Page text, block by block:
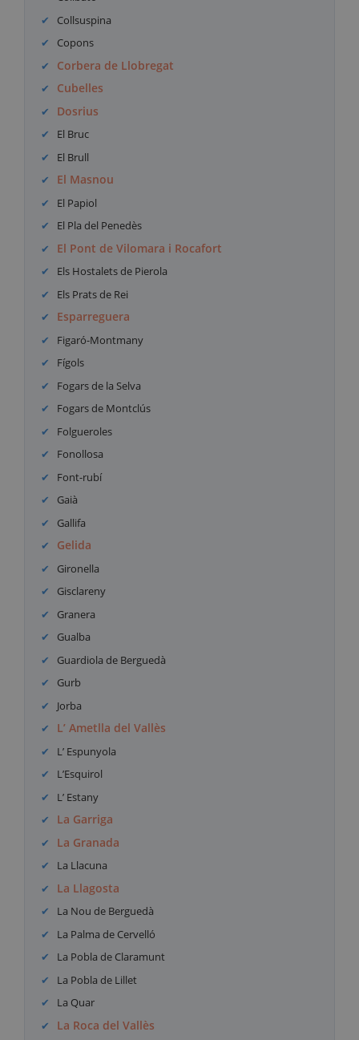
Collsuspina
Copons
Corbera de Llobregat
Cubelles
Dosrius
El Bruc
El Brull
El Masnou
El Papiol
El Pla del Penedès
El Pont de Vilomara i Rocafort
Els Hostalets de Pierola
Els Prats de Rei
Esparreguera
Figaró-Montmany
Fígols
Fogars de la Selva
Fogars de Montclús
Folgueroles
Fonollosa
Font-rubí
Gaià
Gallifa
Gelida
Gironella
Gisclareny
Granera
Gualba
Guardiola de Berguedà
Gurb
Jorba
L’ Ametlla del Vallès
L’ Espunyola
L’Esquirol
L’ Estany
La Garriga
La Granada
La Llacuna
La Llagosta
La Nou de Berguedà
La Palma de Cervelló
La Pobla de Claramunt
La Pobla de Lillet
La Quar
La Roca del Vallès